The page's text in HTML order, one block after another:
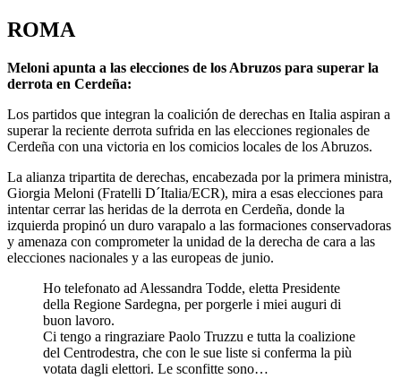
ROMA
Meloni apunta a las elecciones de los Abruzos para superar la
derrota en Cerdeña:
Los partidos que integran la coalición de derechas en Italia aspiran a
superar la reciente derrota sufrida en las elecciones regionales de
Cerdeña con una victoria en los comicios locales de los Abruzos.
La alianza tripartita de derechas, encabezada por la primera ministra,
Giorgia Meloni (Fratelli D´Italia/ECR), mira a esas elecciones para
intentar cerrar las heridas de la derrota en Cerdeña, donde la
izquierda propinó un duro varapalo a las formaciones conservadoras
y amenaza con comprometer la unidad de la derecha de cara a las
elecciones nacionales y a las europeas de junio.
Ho telefonato ad Alessandra Todde, eletta Presidente
della Regione Sardegna, per porgerle i miei auguri di
buon lavoro.
Ci tengo a ringraziare Paolo Truzzu e tutta la coalizione
del Centrodestra, che con le sue liste si conferma la più
votata dagli elettori. Le sconfitte sono…